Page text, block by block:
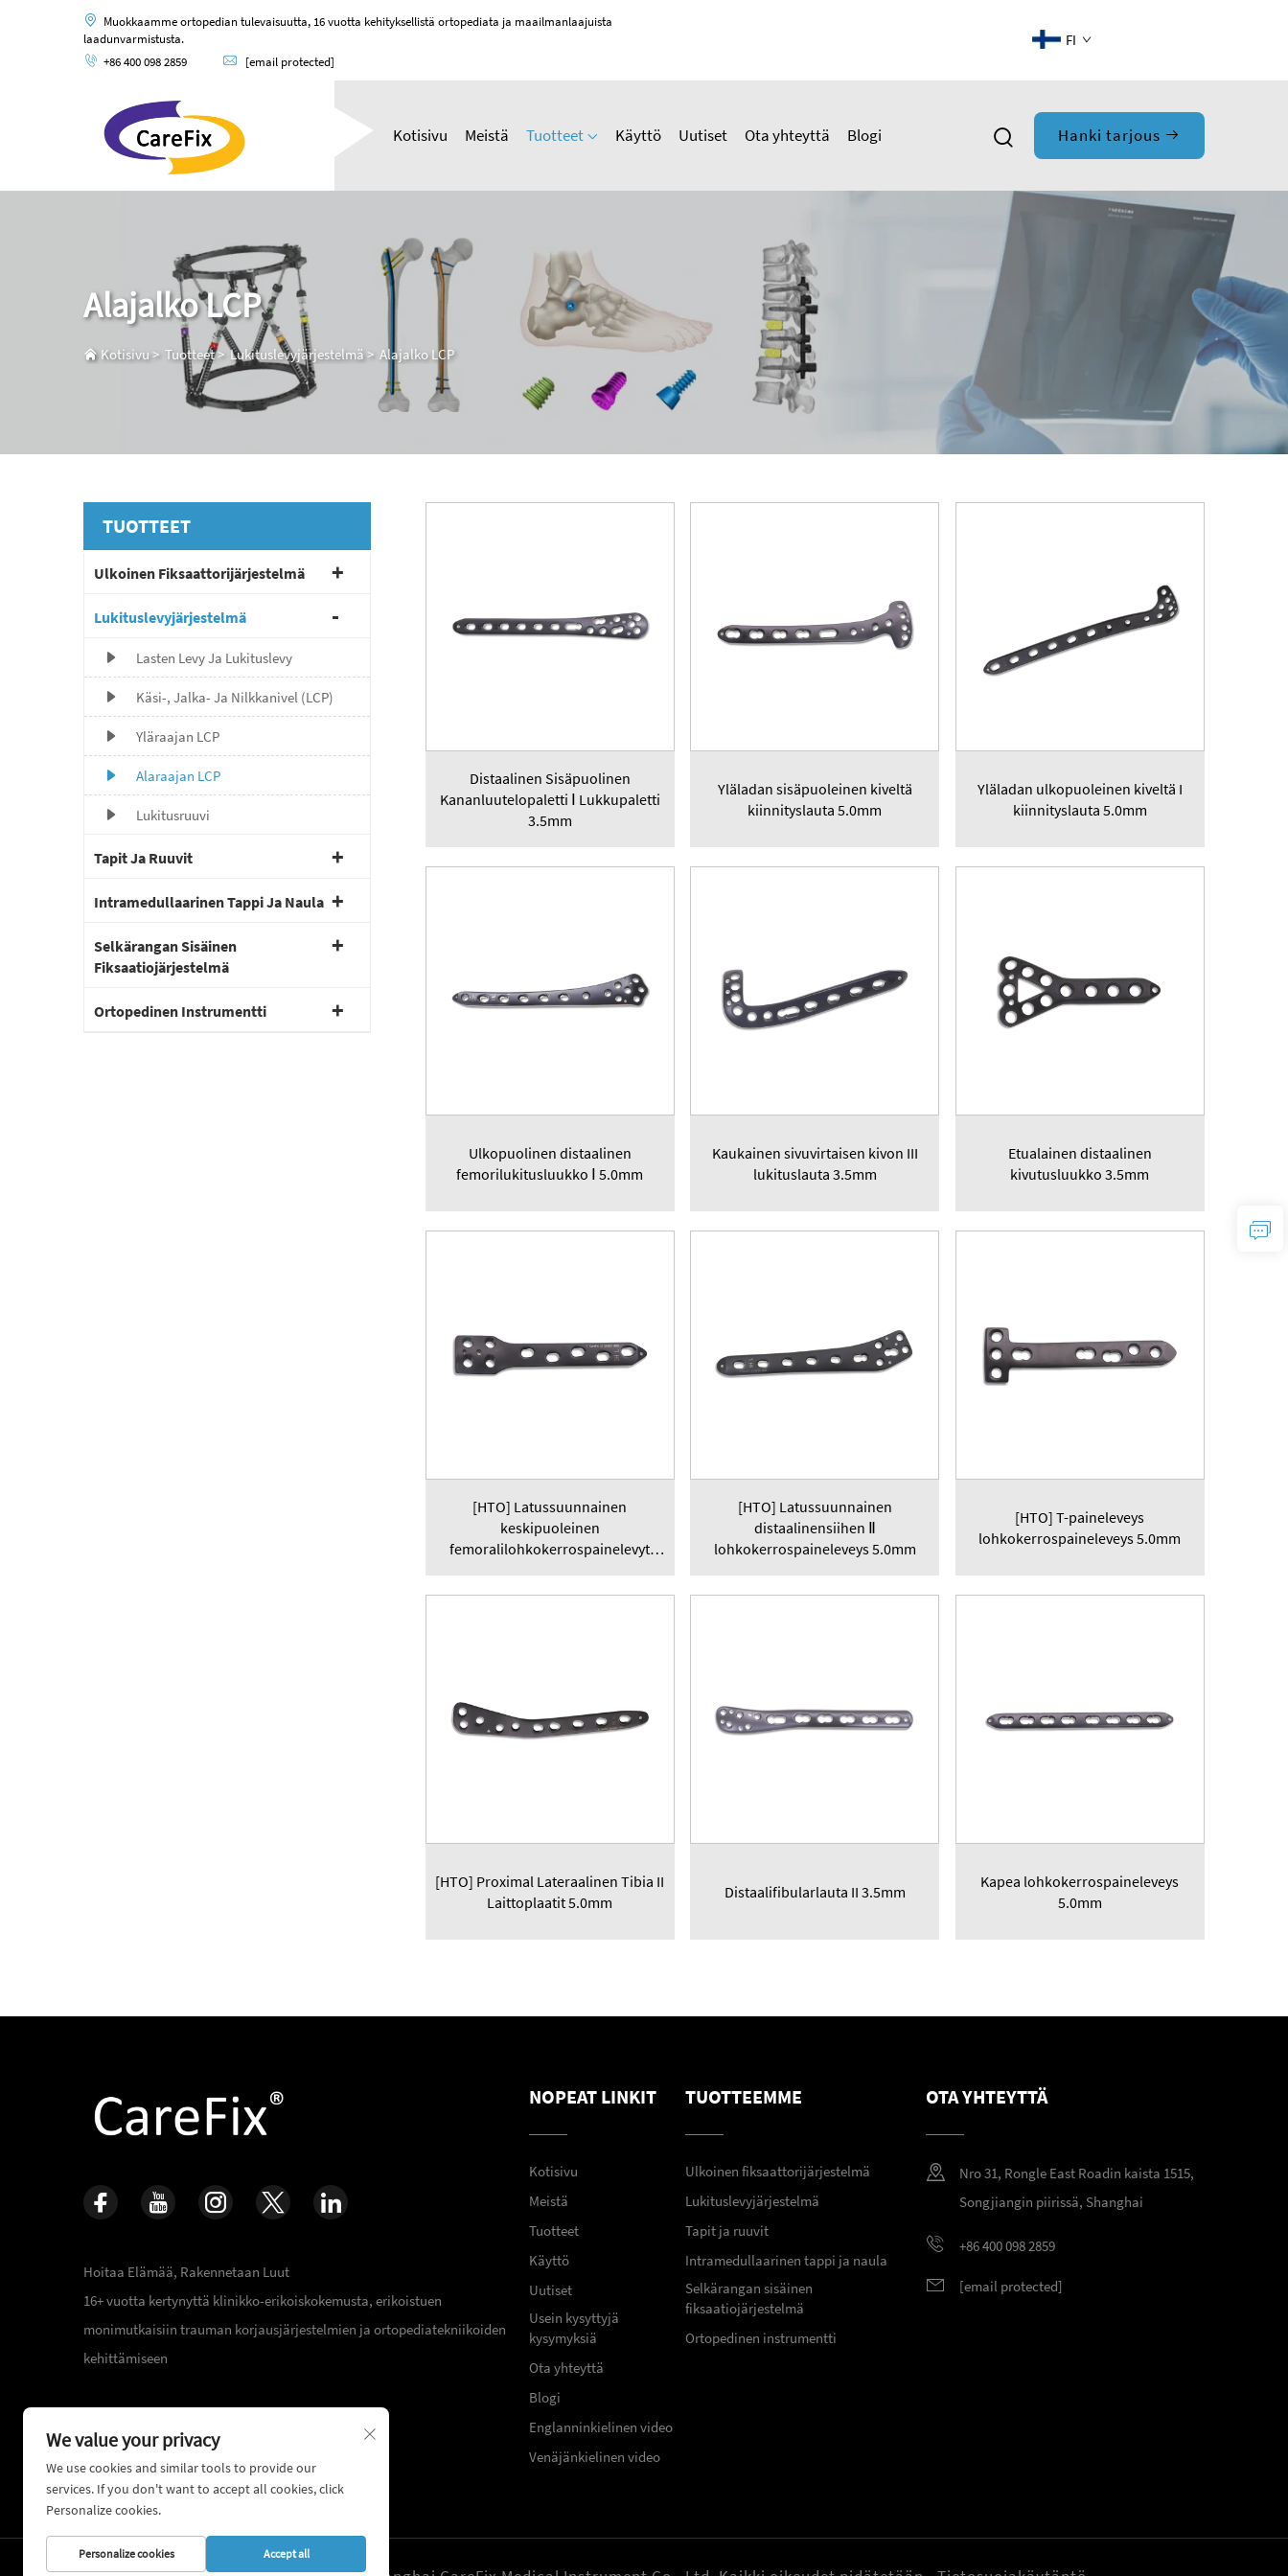
Muokkaamme ortopedian tulevaisuutta, 16 vuotta kehityksellistä ortopediata ja maailmanlaajuista
laadunvarmistusta.
+86 400 098 2859
[email protected]
FI
Kotisivu Meistä Tuotteet Käyttö Uutiset Ota yhteyttä Blogi Hanki tarjous
Alajalko LCP
Kotisivu> Tuotteet>Lukituslevyjärjestelmä> Alajalko LCP
TUOTTEET
Ulkoinen Fiksaattorijärjestelmä
Lukituslevyjärjestelmä
Lasten Levy Ja Lukituslevy
Käsi-, Jalka- Ja Nilkkanivel (LCP)
Yläraajan LCP
Alaraajan LCP
Lukitusruuvi
Tapit Ja Ruuvit
Intramedullaarinen Tappi Ja Naula
Selkärangan Sisäinen
Fiksaatiojärjestelmä
Ortopedinen Instrumentti
Distaalinen Sisäpuolinen
Kananluutelopaletti Ⅰ Lukkupaletti
3.5mm
Yläladan sisäpuoleinen kiveltä
kiinnityslauta 5.0mm
Yläladan ulkopuoleinen kiveltä I
kiinnityslauta 5.0mm
Ulkopuolinen distaalinen
femorilukitusluukko Ⅰ 5.0mm
Kaukainen sivuvirtaisen kivon III
lukituslauta 3.5mm
Etualainen distaalinen
kivutusluukko 3.5mm
[HTO] Latussuunnainen
keskipuoleinen
femoralilohkokerrospainelevyt
[HTO] Latussuunnainen
distaalinensiihen Ⅱ
lohkokerrospaineleveys 5.0mm
[HTO] T-paineleveys
lohkokerrospaineleveys 5.0mm
[HTO] Proximal Lateraalinen Tibia II
Laittoplaatit 5.0mm
Distaalifibularlauta II 3.5mm
Kapea lohkokerrospaineleveys
5.0mm
Hoitaa Elämää, Rakennetaan Luut
16+ vuotta kertynyttä klinikko-erikoiskokemusta, erikoistuen
monimutkaisiin trauman korjausjärjestelmien ja ortopediatekniikoiden
kehittämiseen
NOPEAT LINKIT
Kotisivu
Meistä
Tuotteet
Käyttö
Uutiset
Usein kysyttyjä
kysymyksiä
Ota yhteyttä
Blogi
Englanninkielinen video
Venäjänkielinen video
TUOTTEEMME
Ulkoinen fiksaattorijärjestelmä
Lukituslevyjärjestelmä
Tapit ja ruuvit
Intramedullaarinen tappi ja naula
Selkärangan sisäinen
fiksaatiojärjestelmä
Ortopedinen instrumentti
OTA YHTEYTTÄ
Nro 31, Rongle East Roadin kaista 1515,
Songjiangin piirissä, Shanghai
+86 400 098 2859
[email protected]
We value your privacy
We use cookies and similar tools to provide our
services. If you don't want to accept all cookies, click
Personalize cookies.
Personalize cookies Accept all